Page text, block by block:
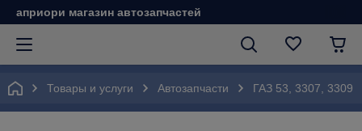
априори магазин автозапчастей
Товары и услуги Автозапчасти ГАЗ 53, 3307, 3309